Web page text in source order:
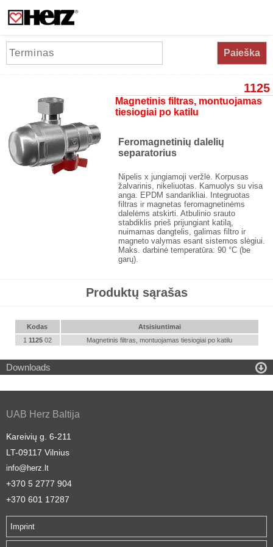
Paieška
1125
Magnetinis filtras, montuojamas
tiesiogiai po katilu
Feromagnetinių dalelių
separatorius
Nipelis x jungiamoji veržlė. Korpusas
žalvarinis, nikeliuotas. Kamuolys su visa
anga. EPDM sandarikliai. Integruotas
filtras ir magnetas feromagnetinėms
dalelėms atskirti. Atbulinio srauto
stabdiklis prieš prijungiant katilą,
nuimamas dangtelis, galimas filtro ir
magneto valymas esant sistemos slėgiui.
Maks. darbinė temperatūra: 90 °C (be
garų).
Produktų sąrašas
Kodas
Atsisiuntimai
1 112502 Magnetinis filtras, montuojamas tiesiogiai po katilu
Downloads 
UAB Herz Baltija
Kareivių g. 6-211
LT-09117 Vilnius
info@herz.lt
+370 5 2777 904
+370 601 17287
Imprint